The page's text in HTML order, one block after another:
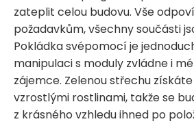
zateplit celou budovu. Vše
požadavkům, všechny součásti
Pokládka svépomocí je
manipulaci s moduly zvládne i
zájemce. Zelenou střechu získáte
vzrostlými rostlinami, takže se
z krásného vzhledu ihned po